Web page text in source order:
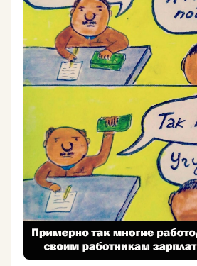
Единства» на площадке ТАСС. В этом выпуске: •
Призрачная демократия:
институты США стали фикцией • Прямая
заявлений США о
испытаниям • Историческая правда о роли
советского народа в
Антифашистская борьба как
современного политика • Почему западные
«ценности» ведут к
права Этот диалог — жёсткий и
аргументированный ответ
переписать историю и
основанные на двойных
эксклюзивные аналитические
экспертов смотрите на